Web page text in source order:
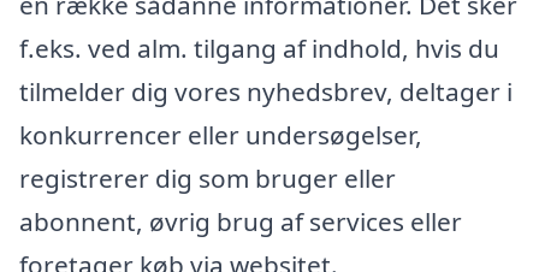
f.eks. ved alm. tilgang af indhold, hvis du
tilmelder dig vores nyhedsbrev, deltager i
konkurrencer eller undersøgelser,
registrerer dig som bruger eller
abonnent, øvrig brug af services eller
foretager køb via websitet.